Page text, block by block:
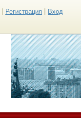
Регистрация Вход